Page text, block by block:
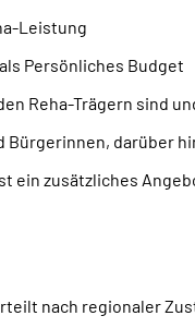
Leistung
Persönliches Budget
Reha-Trägern sind
darüber
ein zusätzliches
nach regionaler